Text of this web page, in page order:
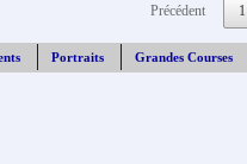
Précédent 1
Portraits Grandes Courses